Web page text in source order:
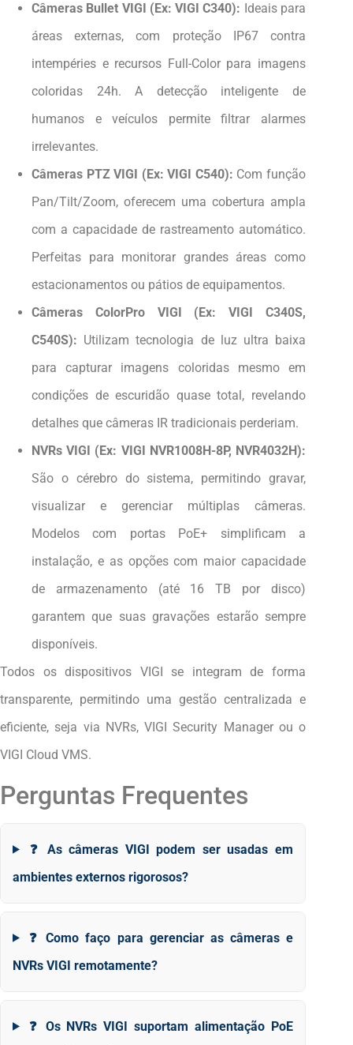
Câmeras Bullet VIGI (Ex: VIGI C340): Ideais para
áreas externas, com proteção IP67 contra
intempéries e recursos Full-Color para imagens
coloridas 24h. A detecção inteligente de
humanos e veículos permite filtrar alarmes
irrelevantes.
Câmeras PTZ VIGI (Ex: VIGI C540): Com função
Pan/Tilt/Zoom, oferecem uma cobertura ampla
com a capacidade de rastreamento automático.
Perfeitas para monitorar grandes áreas como
estacionamentos ou pátios de equipamentos.
Câmeras ColorPro VIGI (Ex: VIGI C340S,
C540S): Utilizam tecnologia de luz ultra baixa
para capturar imagens coloridas mesmo em
condições de escuridão quase total, revelando
detalhes que câmeras IR tradicionais perderiam.
NVRs VIGI (Ex: VIGI NVR1008H-8P, NVR4032H):
São o cérebro do sistema, permitindo gravar,
visualizar e gerenciar múltiplas câmeras.
Modelos com portas PoE+ simplificam a
instalação, e as opções com maior capacidade
de armazenamento (até 16 TB por disco)
garantem que suas gravações estarão sempre
disponíveis.
Todos os dispositivos VIGI se integram de forma
transparente, permitindo uma gestão centralizada e
eficiente, seja via NVRs, VIGI Security Manager ou o
VIGI Cloud VMS.
Perguntas Frequentes
❓ As câmeras VIGI podem ser usadas em
ambientes externos rigorosos?
❓ Como faço para gerenciar as câmeras e
NVRs VIGI remotamente?
❓ Os NVRs VIGI suportam alimentação PoE